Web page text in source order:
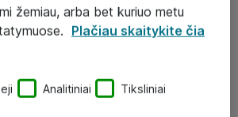
verslui
žemiau, arba bet kuriuo metu
Plačiau skaitykite čia
Analitiniai Tiksliniai